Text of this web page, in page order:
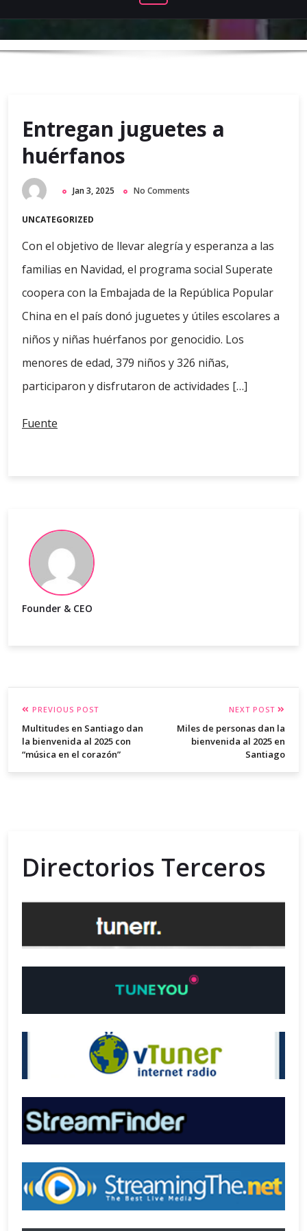
Entregan juguetes a
huérfanos
Jan 3, 2025 No Comments
UNCATEGORIZED
Con el objetivo de llevar alegría y esperanza a las
familias en Navidad, el programa social Superate
coopera con la Embajada de la República Popular
China en el país donó juguetes y útiles escolares a
niños y niñas huérfanos por genocidio. Los
menores de edad, 379 niños y 326 niñas,
participaron y disfrutaron de actividades […]
Fuente
Founder & CEO
PREVIOUS POST
Multitudes en Santiago dan
la bienvenida al 2025 con
“música en el corazón”
NEXT POST
Miles de personas dan la
bienvenida al 2025 en
Santiago
Directorios Terceros